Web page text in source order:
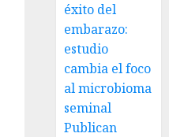
éxito del
embarazo:
estudio
cambia el foco
al microbioma
seminal
Publican